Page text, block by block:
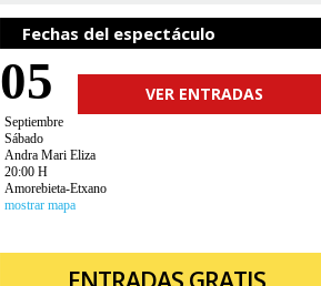
Fechas del espectáculo
05 VER ENTRADAS
Septiembre
Sábado
Andra Mari Eliza
20:00 H
Amorebieta-Etxano
mostrar mapa